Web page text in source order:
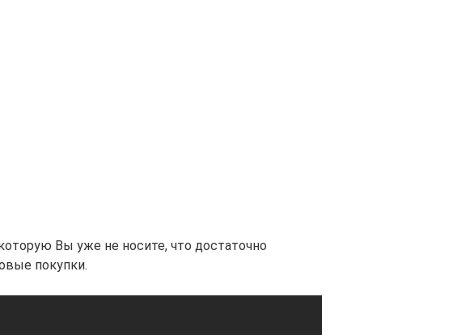
Вы уже не носите, что достаточно
покупки.